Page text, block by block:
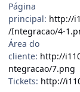
Página
principal: http://
/Integracao/4-
Área do
cliente: http://
ntegracao/7.png
Tickets: http://